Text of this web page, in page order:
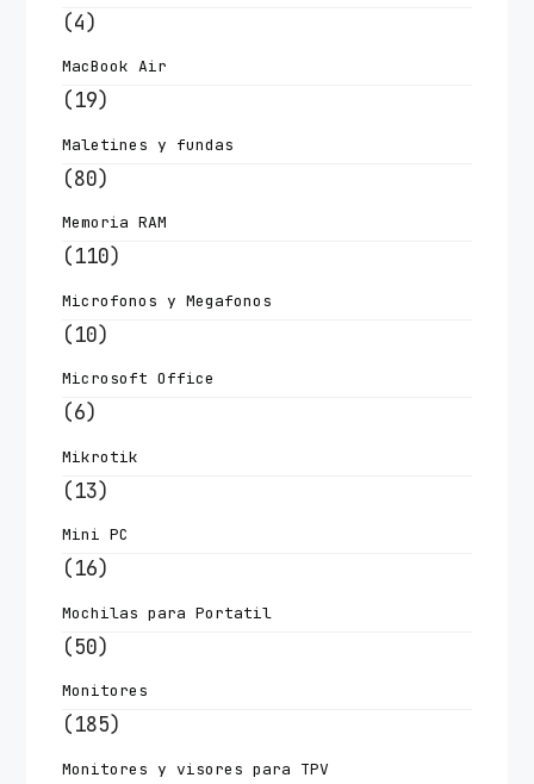
(4)
MacBook Air
(19)
Maletines y fundas
(80)
Memoria RAM
(110)
Microfonos y Megafonos
(10)
Microsoft Office
(6)
Mikrotik
(13)
Mini PC
(16)
Mochilas para Portatil
(50)
Monitores
(185)
Monitores y visores para TPV